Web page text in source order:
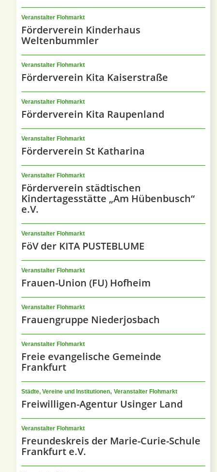
Veranstalter Flohmarkt
Förderverein Kinderhaus
Weltenbummler
Veranstalter Flohmarkt
Förderverein Kita Kaiserstraße
Veranstalter Flohmarkt
Förderverein Kita Raupenland
Veranstalter Flohmarkt
Förderverein St Katharina
Veranstalter Flohmarkt
Förderverein städtischen
Kindertagesstätte „Am Hübenbusch“
e.V.
Veranstalter Flohmarkt
FöV der KITA PUSTEBLUME
Veranstalter Flohmarkt
Frauen-Union (FU) Hofheim
Veranstalter Flohmarkt
Frauengruppe Niederjosbach
Veranstalter Flohmarkt
Freie evangelische Gemeinde
Frankfurt
Städte, Vereine und Institutionen, Veranstalter Flohmarkt
Freiwilligen-Agentur Usinger Land
Veranstalter Flohmarkt
Freundeskreis der Marie-Curie-Schule
Frankfurt e.V.